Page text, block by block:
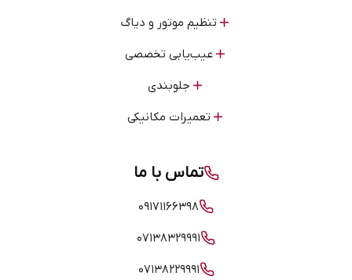
تنظیم موتور و دیاگ
عیب‌یابی تخصصی
جلوبندی
تعمیرات مکانیکی
تماس با ما
۰۹۱۷۱۱۶۶۳۹۸
۰۷۱۳۸۳۲۹۹۹۱
۰۷۱۳۸۲۲۹۹۹۱